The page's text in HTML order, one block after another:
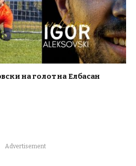
на голот на Елбасан
Advertisement